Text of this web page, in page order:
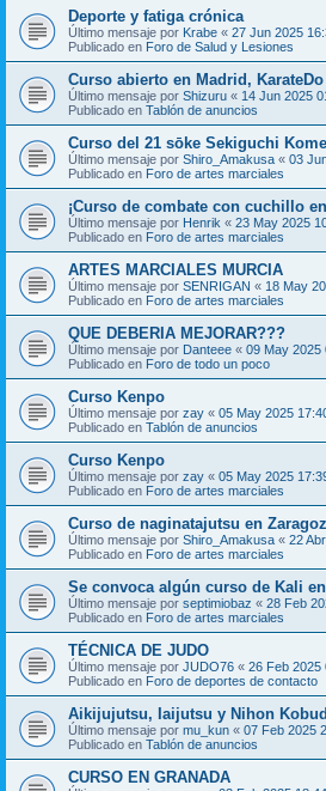
Deporte y fatiga crónica
Último mensaje por Krabe « 27 Jun 2025
Publicado en Foro de Salud y Lesiones
Curso abierto en Madrid,
Último mensaje por Shizuru « 14 Jun 2025
Publicado en Tablón de anuncios
Curso del 21 sōke Sekiguchi
Último mensaje por Shiro_Amakusa « 03
Publicado en Foro de artes marciales
¡Curso de combate con cuchillo
Último mensaje por Henrik « 23 May 2025
Publicado en Foro de artes marciales
ARTES MARCIALES MURCIA
Último mensaje por SENRIGAN « 18 May
Publicado en Foro de artes marciales
QUE DEBERIA MEJORAR???
Último mensaje por Danteee « 09 May 2025
Publicado en Foro de todo un poco
Curso Kenpo
Último mensaje por zay « 05 May 2025
Publicado en Tablón de anuncios
Curso Kenpo
Último mensaje por zay « 05 May 2025
Publicado en Foro de artes marciales
Curso de naginatajutsu en
Último mensaje por Shiro_Amakusa « 22
Publicado en Foro de artes marciales
Se convoca algún curso de Kali
Último mensaje por septimiobaz « 28 Feb
Publicado en Foro de artes marciales
TÉCNICA DE JUDO
Último mensaje por JUDO76 « 26 Feb 2025
Publicado en Foro de deportes de contacto
Aikijujutsu, Iaijutsu y Nihon
Último mensaje por mu_kun « 07 Feb 2025
Publicado en Tablón de anuncios
CURSO EN GRANADA